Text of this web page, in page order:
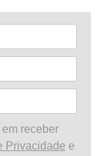
receber
Privacidade e